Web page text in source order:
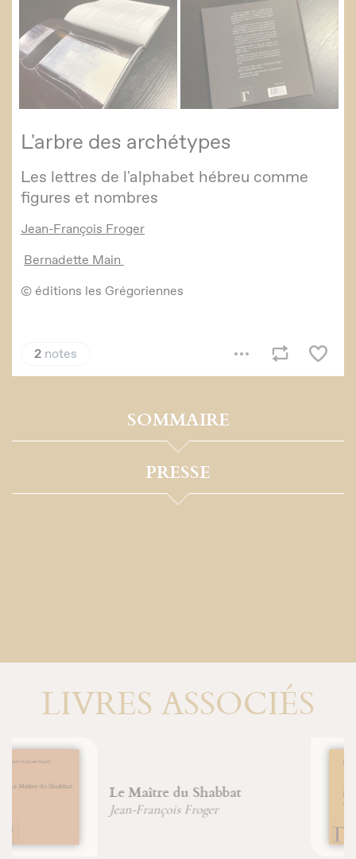
SOMMAIRE
PRESSE
LIVRES ASSOCIÉS
Le livre de la nature humaine
Jean-François Froger